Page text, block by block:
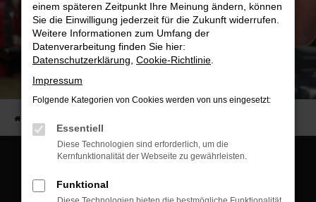
Serviceanfrage
einem späteren Zeitpunkt Ihre Meinung ändern, können
Sie die Einwilligung jederzeit für die Zukunft widerrufen.
Weitere Informationen zum Umfang der
Datenverarbeitung finden Sie hier:
Datenschutzerklärung Cookie-Richtlinie
Impressum
Folgende Kategorien von Cookies werden von uns eingesetzt:
Essentiell
Diese Technologien sind erforderlich, um die
Kernfunktionalität der Webseite zu gewährleisten.
Funktional